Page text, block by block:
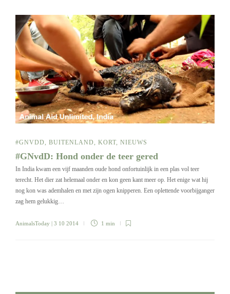
#GNVDD, BUITENLAND, KORT, NIEUWS
#GNvdD: Hond onder de teer gered
In India kwam een vijf maanden oude hond onfortuinlijk in een plas vol teer
terecht. Het dier zat helemaal onder en kon geen kant meer op. Het enige wat hij
nog kon was ademhalen en met zijn ogen knipperen. Een oplettende voorbijganger
zag hem gelukkig…
AnimalsToday | 3 10 2014 1 min